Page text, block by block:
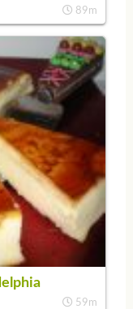
89m
59m